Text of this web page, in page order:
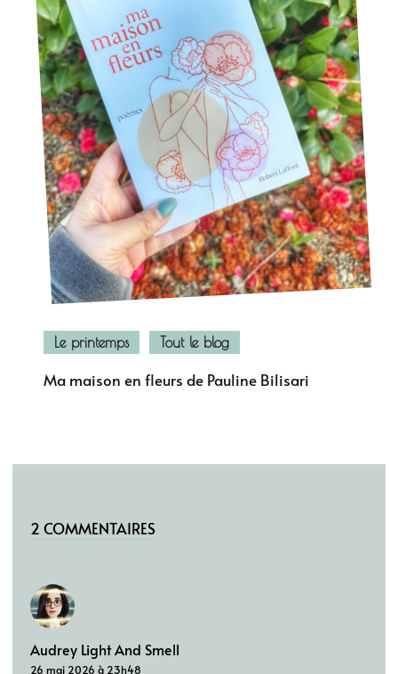
Le printemps Tout le blog
Ma maison en fleurs de Pauline Bilisari
2 COMMENTAIRES
Audrey Light And Smell
26 mai 2026 à 23h48